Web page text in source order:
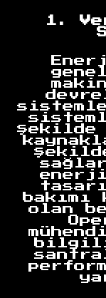
1.
şekilde
olan
bilgili